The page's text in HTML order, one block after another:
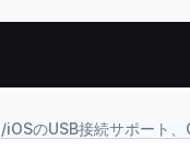
/iOSのUSB接続サポート